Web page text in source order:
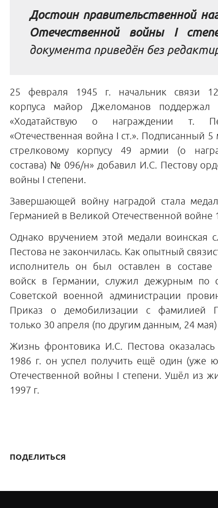
Достоин правительственной
Отечественной войны I
документа приведён без
25 февраля 1945 г. начальник связи
корпуса майор Джеломанов поддержал
«Ходатайствую о награждении т.
«Отечественная война I ст.». Подписанный 5
стрелковому корпусу 49 армии (о
состава) № 096/н» добавил И.С. Пестову
войны I степени.
Завершающей войну наградой стала
Германией в Великой Отечественной войне
Однако вручением этой медали воинская
Пестова не закончилась. Как опытный
исполнитель он был оставлен в составе
войск в Германии, служил дежурным по
Советской военной администрации
Приказ о демобилизации с фамилией
только 30 апреля (по другим данным, 24 мая)
Жизнь фронтовика И.С. Пестова оказалась
1986 г. он успел получить ещё один (уже
Отечественной войны I степени. Ушёл из
1997 г.
ПОДЕЛИТЬСЯ